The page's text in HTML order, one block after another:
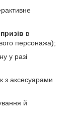
в
персонажа);
у разі
з аксесуарами
й